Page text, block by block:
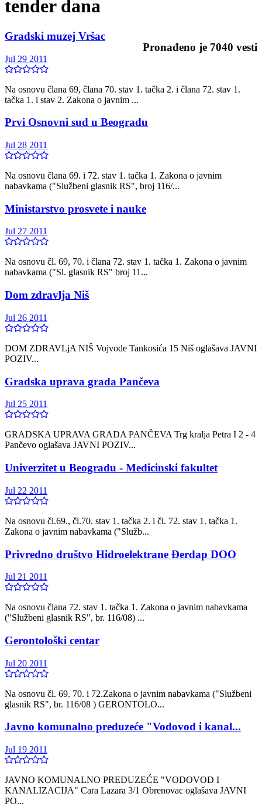
tender dana
Pronađeno je 7040 vesti
Gradski muzej Vršac
Jul 29 2011
Na osnovu člana 69, člana 70. stav 1. tačka 2. i člana 72. stav 1.
tačka 1. i stav 2. Zakona o javnim ...
Prvi Osnovni sud u Beogradu
Jul 28 2011
Na osnovu člana 69. i 72. stav 1. tačka 1. Zakona o javnim
nabavkama ("Službeni glasnik RS", broj 116/...
Ministarstvo prosvete i nauke
Jul 27 2011
Na osnovu čl. 69, 70. i člana 72. stav 1. tačka 1. Zakona o javnim
nabavkama ("Sl. glasnik RS" broj 11...
Dom zdravlja Niš
Jul 26 2011
DOM ZDRAVLjA NIŠ Vojvode Tankosića 15 Niš oglašava JAVNI
POZIV...
Gradska uprava grada Pančeva
Jul 25 2011
GRADSKA UPRAVA GRADA PANČEVA Trg kralja Petra I 2 - 4
Pančevo oglašava JAVNI POZIV...
Univerzitet u Beogradu - Medicinski fakultet
Jul 22 2011
Na osnovu čl.69., čl.70. stav 1. tačka 2. i čl. 72. stav 1. tačka 1.
Zakona o javnim nabavkama ("Služb...
Privredno društvo Hidroelektrane Đerdap DOO
Jul 21 2011
Na osnovu člana 72. stav 1. tačka 1. Zakona o javnim nabavkama
("Službeni glasnik RS", br. 116/08) ...
Gerontološki centar
Jul 20 2011
Na osnovu čl. 69. 70. i 72.Zakona o javnim nabavkama ("Službeni
glasnik RS", br. 116/08 ) GERONTOLO...
Javno komunalno preduzeće "Vodovod i kanal...
Jul 19 2011
JAVNO KOMUNALNO PREDUZEĆE "VODOVOD I
KANALIZACIJA" Cara Lazara 3/1 Obrenovac oglašava JAVNI
PO...